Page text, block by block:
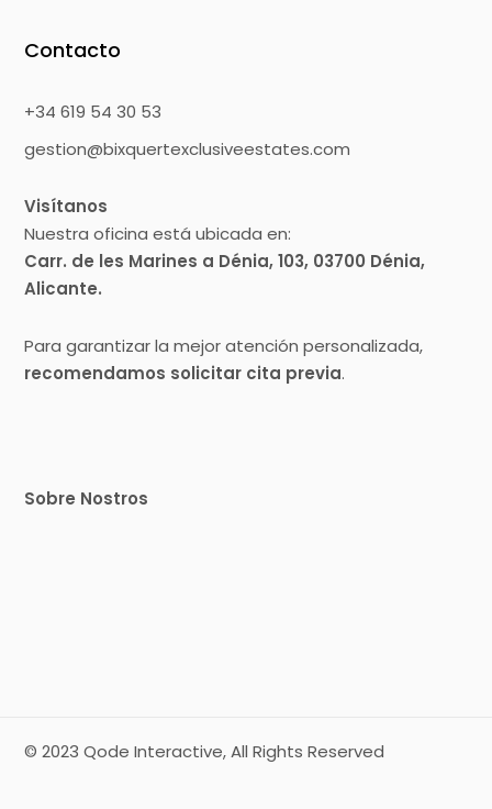
Contacto
+34 619 54 30 53
gestion@bixquertexclusiveestates.com
Visítanos
Nuestra oficina está ubicada en:
Carr. de les Marines a Dénia, 103, 03700 Dénia,
Alicante.
Para garantizar la mejor atención personalizada,
recomendamos solicitar cita previa.
Sobre Nostros
© 2023Qode Interactive, All Rights Reserved